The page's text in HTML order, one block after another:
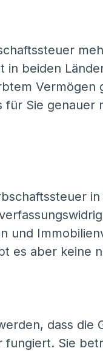
beiden
Vermögen
Sie genauer
und
es aber keine
dass die
fungiert. Sie